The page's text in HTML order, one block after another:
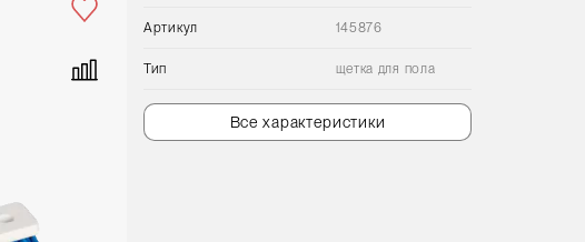
Артикул 145876
Тип щетка для пола
Все характеристики